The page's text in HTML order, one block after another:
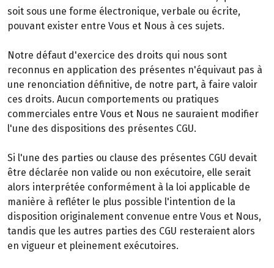
soit sous une forme électronique, verbale ou écrite,
pouvant exister entre Vous et Nous à ces sujets.
Notre défaut d'exercice des droits qui nous sont
reconnus en application des présentes n'équivaut pas à
une renonciation définitive, de notre part, à faire valoir
ces droits. Aucun comportements ou pratiques
commerciales entre Vous et Nous ne sauraient modifier
l'une des dispositions des présentes CGU.
Si l'une des parties ou clause des présentes CGU devait
être déclarée non valide ou non exécutoire, elle serait
alors interprétée conformément à la loi applicable de
manière à refléter le plus possible l'intention de la
disposition originalement convenue entre Vous et Nous,
tandis que les autres parties des CGU resteraient alors
en vigueur et pleinement exécutoires.